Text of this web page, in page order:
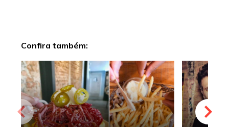
Confira também: